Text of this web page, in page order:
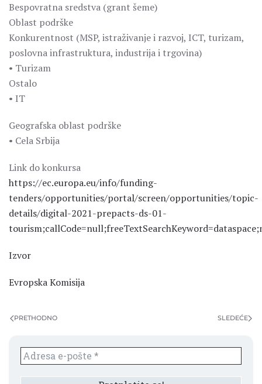
Bespovratna sredstva (grant šeme)
Oblast podrške
Konkurentnost (MSP, istraživanje i razvoj, ICT, turizam,
poslovna infrastruktura, industrija i trgovina)
• Turizam
Ostalo
• IT
Geografska oblast podrške
• Cela Srbija
Link do konkursa
https://ec.europa.eu/info/funding-
tenders/opportunities/portal/screen/opportunities/topic-
details/digital-2021-prepacts-ds-01-
Izvor
Evropska Komisija
PRETHODNO SLEDEĆE